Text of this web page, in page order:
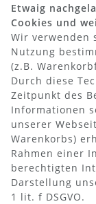
Etwaig
Cookies und
Wir verwenden
Nutzung
(z.B.
Durch diese
Zeitpunkt des
Informationen
unserer
Warenkorbs)
Rahmen einer
berechtigten
Darstellung
1 lit. f DSGVO.